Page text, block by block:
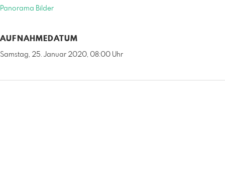
Panorama Bilder
AUFNAHMEDATUM
Samstag, 25. Januar 2020, 08:00 Uhr